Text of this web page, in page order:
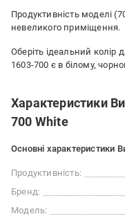
Продуктивність моделі
невеликого приміщення.
Оберіть ідеальний колір
1603-700 є в білому,
Характеристики
700 White
Основні характеристики
Продуктивність:
Бренд:
Модель: